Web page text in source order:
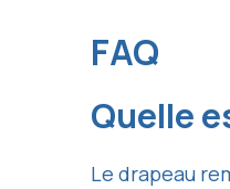
FAQ
Quelle
Le drapeau